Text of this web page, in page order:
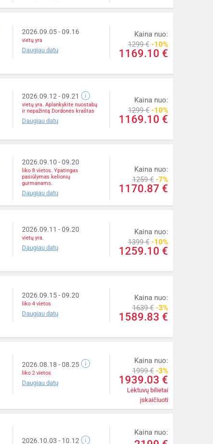
2026.09.05- 09.16
vietų yra
Daugiau datų
Kaina nuo:
1299 € -10%
1169.10 €
2026.09.12 - 09.21
vietų yra. Aplankykite nuostabų
ir nepažintą Dordonės kraštas
Daugiau datų
Kaina nuo:
1299 € -10%
1169.10 €
2026.09.10 - 09.20
liko 8 vietos. Ypatingas
pasiūlymas kelionių
gurmanams.
Daugiau datų
Kaina nuo:
1259 € -7%
1170.87 €
2026.09.11 - 09.20
vietų yra.
Daugiau datų
Kaina nuo:
1399 € -10%
1259.10 €
2026.09.15- 09.20
liko 4 vietos
Daugiau datų
Kaina nuo:
1639 € -3%
1589.83 €
2026.08.18 - 08.25
liko 2 vietos
Daugiau datų
Kaina nuo:
1999 € -3%
1939.03 €
Lėktuvų bilietai
įskaičiuoti
2026.10.03 - 10.12
Kaina nuo: